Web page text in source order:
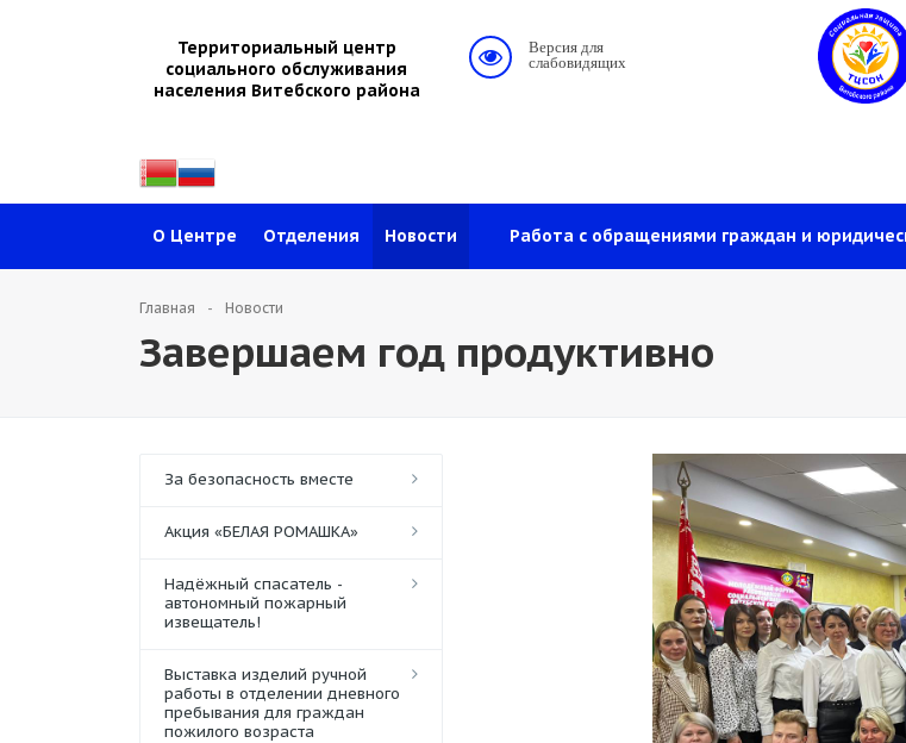
Территориальный центр
социального обслуживания
населения Витебского района
Версия для
слабовидящих
О Центре Отделения Новости Работа с обращениями граждан и
Главная Новости
Завершаем год продуктивно
За безопасность вместе
Акция «БЕЛАЯ РОМАШКА»
Надёжный спасатель -
автономный пожарный
извещатель!
Выставка изделий ручной
работы в отделении дневного
пребывания для граждан
пожилого возраста